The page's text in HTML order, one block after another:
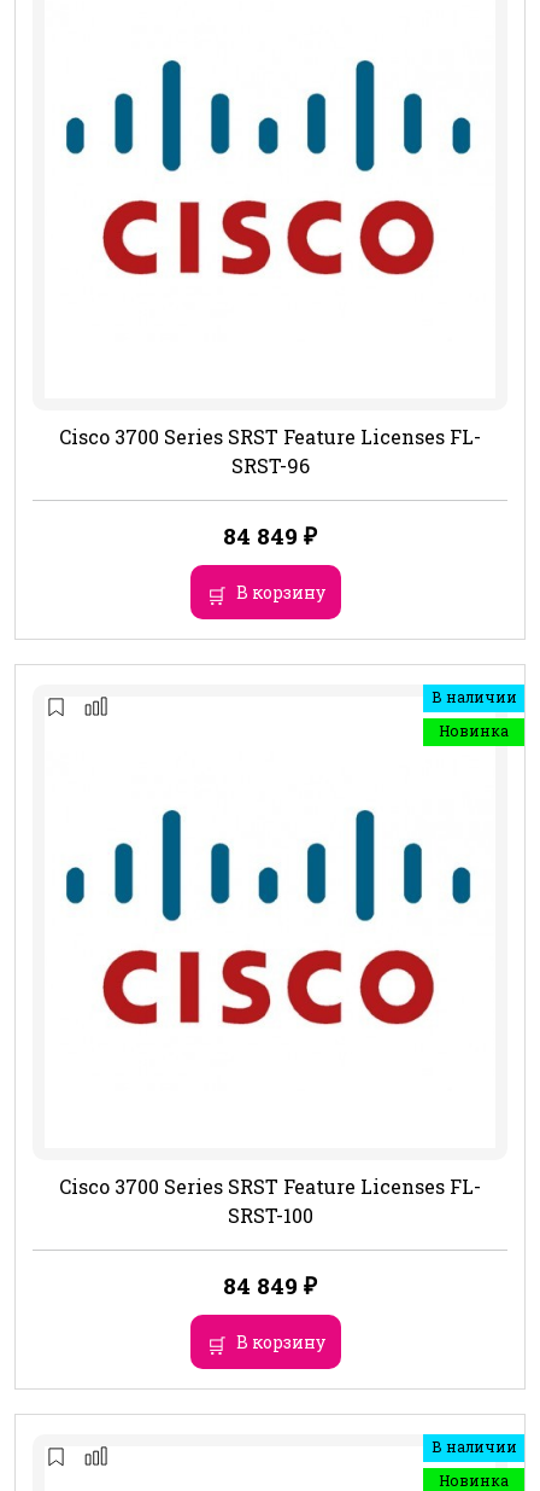
Cisco 3700 Series SRST Feature Licenses FL-
SRST-96
84 849 ₽
В корзину
В наличии
Новинка
Cisco 3700 Series SRST Feature Licenses FL-
SRST-100
84 849 ₽
В корзину
В наличии
Новинка